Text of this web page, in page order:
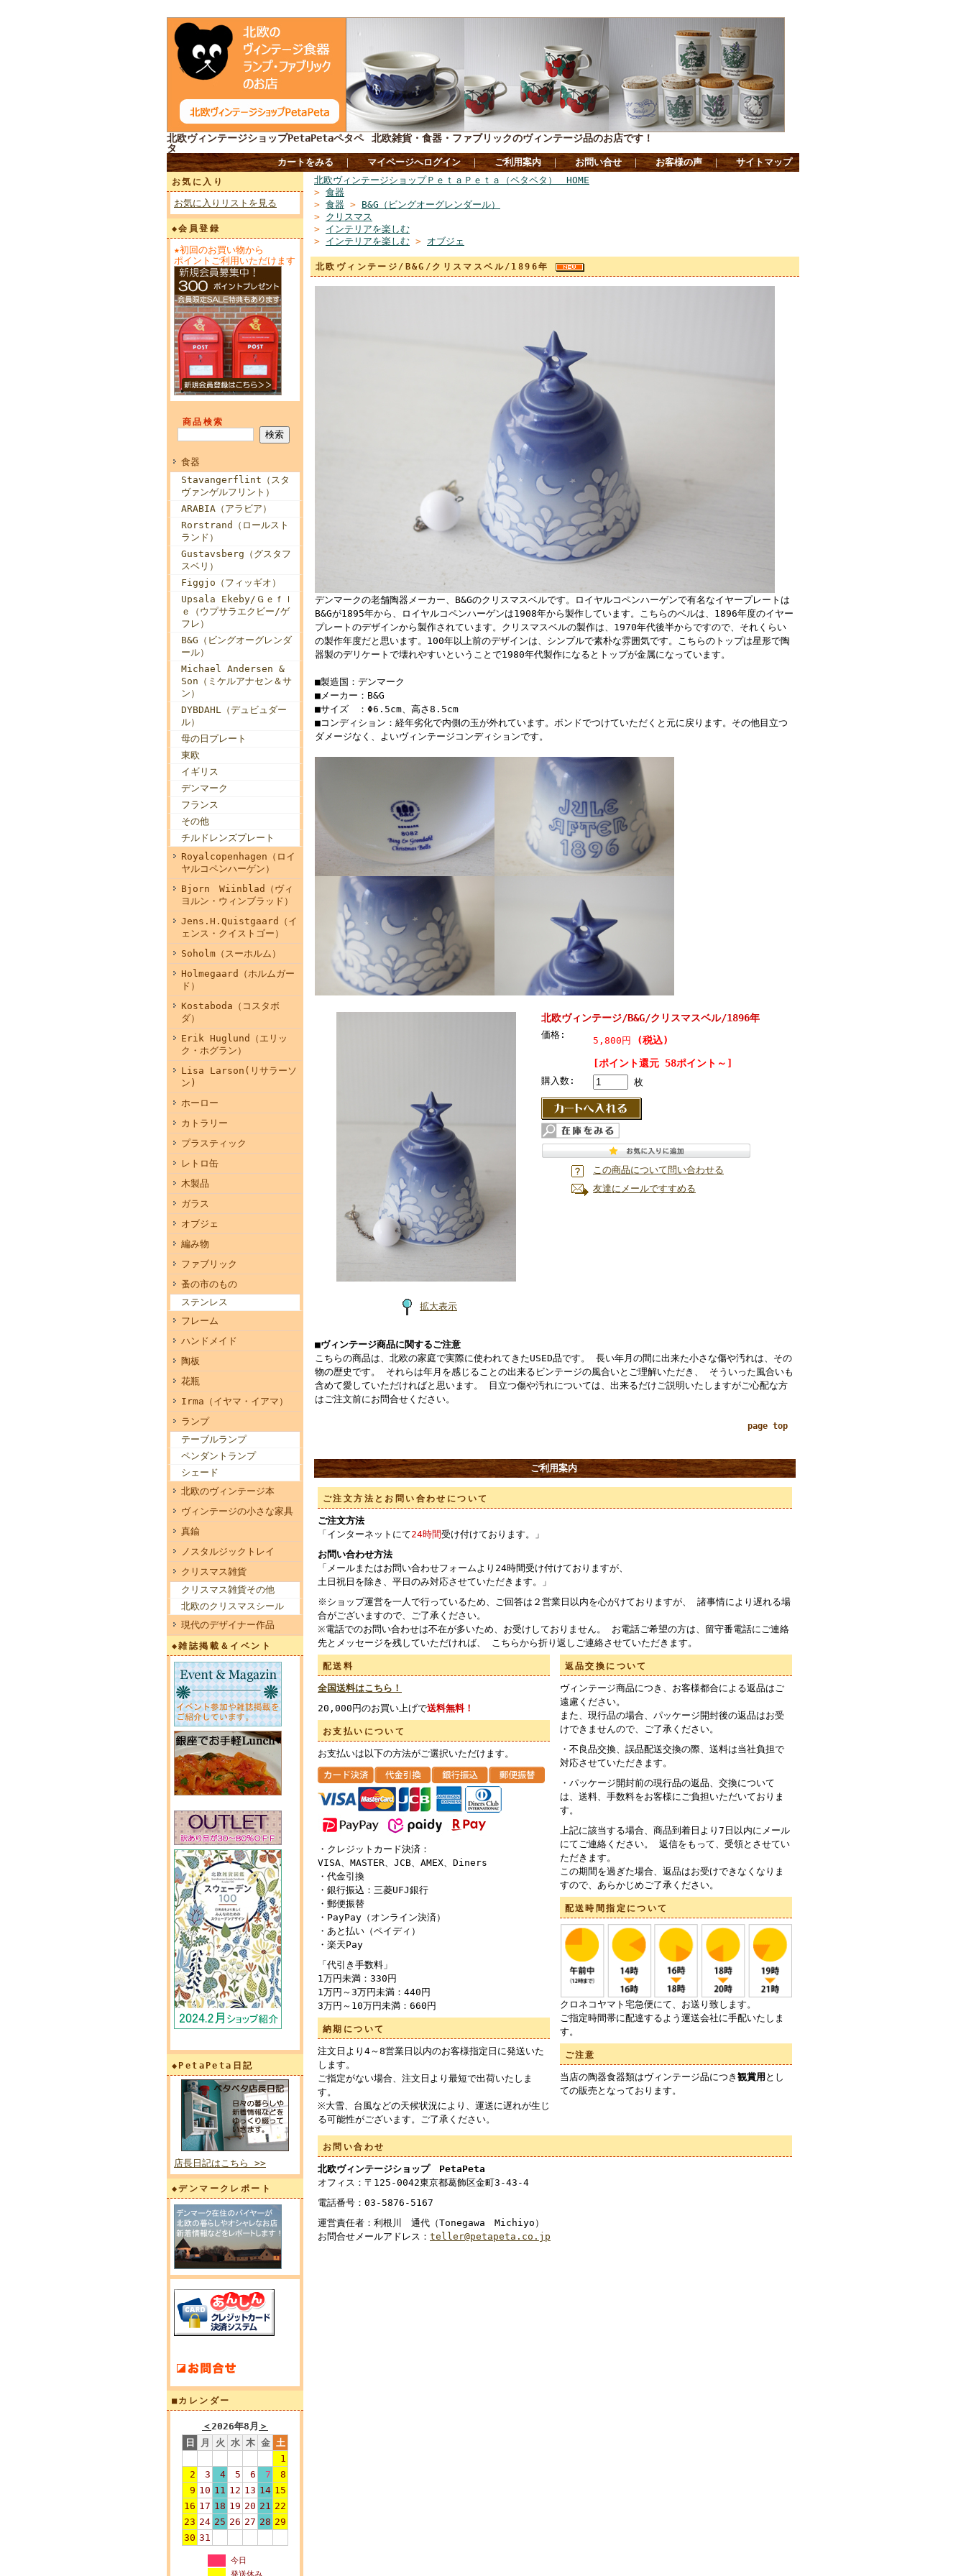
北欧ヴィンテージショップPetaPetaペタペ
タ
北欧雑貨・食器・ファブリックのヴィンテージ品のお店です！
カートをみる ｜ マイページへログイン ｜ ご利用案内 ｜ お問い合せ ｜ お客様の声 ｜ サイトマップ
お気に入り
お気に入りリストを見る
◆会員登録
★初回のお買い物から
ポイントご利用いただけます
商品検索
食器
Stavangerflint（スタ
ヴァンゲルフリント）
ARABIA（アラビア）
Rorstrand（ロールスト
ランド）
Gustavsberg（グスタフ
スベリ）
Figgjo（フィッギオ）
Upsala Ekeby/Ｇｅｆｌ
ｅ（ウプサラエクビー/ゲ
フレ）
B&G（ビングオーグレンダ
ール）
Michael Andersen &
Son（ミケルアナセン＆サ
ン）
DYBDAHL（デュビュダー
ル）
母の日プレート
東欧
イギリス
デンマーク
フランス
その他
チルドレンズプレート
Royalcopenhagen（ロイ
ヤルコペンハーゲン）
Bjorn Wiinblad（ヴィ
ヨルン・ウィンブラッド）
Jens.H.Quistgaard（イ
ェンス・クイストゴー）
Soholm（スーホルム）
Holmegaard（ホルムガー
ド）
Kostaboda（コスタボ
ダ）
Erik Huglund（エリッ
ク・ホグラン）
Lisa Larson(リサラーソ
ン)
ホーロー
カトラリー
プラスティック
レトロ缶
木製品
ガラス
オブジェ
編み物
ファブリック
蚤の市のもの
ステンレス
フレーム
ハンドメイド
陶板
花瓶
Irma（イヤマ・イアマ）
ランプ
テーブルランプ
ペンダントランプ
シェード
北欧のヴィンテージ本
ヴィンテージの小さな家具
真鍮
ノスタルジックトレイ
クリスマス雑貨
クリスマス雑貨その他
北欧のクリスマスシール
現代のデザイナー作品
◆雑誌掲載＆イベント
◆PetaPeta日記
店長日記はこちら >>
◆デンマークレポート
■カレンダー
＜2026年8月 ＞
日
月 火 水 木 金 土
1
2
3 4 5 6 7
8
9 10 11 12 13 14 15
16 17 18 19 20 21 22
23 24 25 26 27 28 29
30 31
今日
北欧ヴィンテージショップＰｅｔａＰｅｔａ（ペタペタ） HOME
> 食器
> 食器 > B&G（ビングオーグレンダール）
> クリスマス
> インテリアを楽しむ
> インテリアを楽しむ > オブジェ
北欧ヴィンテージ/B&G/クリスマスベル/1896年
デンマークの老舗陶器メーカー、B&Gのクリスマスベルです。ロイヤルコペンハーゲンで有名なイヤープレートは
B&Gが1895年から、ロイヤルコペンハーゲンは1908年から製作しています。こちらのベルは、1896年度のイヤー
プレートのデザインから製作されています。クリスマスベルの製作は、1970年代後半からですので、それくらい
の製作年度だと思います。100年以上前のデザインは、シンプルで素朴な雰囲気です。こちらのトップは星形で陶
器製のデリケートで壊れやすいということで1980年代製作になるとトップが金属になっています。
■製造国：デンマーク
■メーカー：B&G
■サイズ ：Φ6.5cm、高さ8.5cm
■コンディション：経年劣化で内側の玉が外れています。ボンドでつけていただくと元に戻ります。その他目立つ
ダメージなく、よいヴィンテージコンディションです。
拡大表示
北欧ヴィンテージ/B&G/クリスマスベル/1896年
価格:
5,800円
(税込)
[ポイント還元 58ポイント～]
購入数: 枚
この商品について問い合わせる
友達にメールですすめる
■ヴィンテージ商品に関するご注意
こちらの商品は、北欧の家庭で実際に使われてきたUSED品です。 長い年月の間に出来た小さな傷や汚れは、その
物の歴史です。 それらは年月を感じることの出来るビンテージの風合いとご理解いただき、 そういった風合いも
含めて愛していただければと思います。 目立つ傷や汚れについては、出来るだけご説明いたしますがご心配な方
はご注文前にお問合せください。
page top
ご利用案内
ご注文方法とお問い合わせについて
ご注文方法
「インターネットにて24時間受け付けております。」
お問い合わせ方法
「メールまたはお問い合わせフォームより24時間受け付けておりますが、
土日祝日を除き、平日のみ対応させていただきます。」
※ショップ運営を一人で行っているため、ご回答は２営業日以内を心がけておりますが、 諸事情により遅れる場
合がございますので、ご了承ください。
※電話でのお問い合わせは不在が多いため、お受けしておりません。 お電話ご希望の方は、留守番電話にご連絡
先とメッセージを残していただければ、 こちらから折り返しご連絡させていただきます。
配送料
全国送料はこちら！
20,000円のお買い上げで送料無料！
お支払いについて
お支払いは以下の方法がご選択いただけます。
・クレジットカード決済：
VISA、MASTER、JCB、AMEX、Diners
・代金引換
・銀行振込：三菱UFJ銀行
・郵便振替
・PayPay（オンライン決済）
・あと払い（ペイディ）
・楽天Pay
「代引き手数料」
1万円未満：330円
1万円～3万円未満：440円
3万円～10万円未満：660円
納期について
注文日より4～8営業日以内のお客様指定日に発送いた
します。
ご指定がない場合、注文日より最短で出荷いたしま
す。
※大雪、台風などの天候状況により、運送に遅れが生じ
る可能性がございます。ご了承ください。
返品交換について
ヴィンテージ商品につき、お客様都合による返品はご
遠慮ください。
また、現行品の場合、パッケージ開封後の返品はお受
けできませんので、ご了承ください。
・不良品交換、誤品配送交換の際、送料は当社負担で
対応させていただきます。
・パッケージ開封前の現行品の返品、交換について
は、送料、手数料をお客様にご負担いただいておりま
す。
上記に該当する場合、商品到着日より7日以内にメール
にてご連絡ください。 返信をもって、受領とさせてい
ただきます。
この期間を過ぎた場合、返品はお受けできなくなりま
すので、あらかじめご了承ください。
配送時間指定について
クロネコヤマト宅急便にて、お送り致します。
ご指定時間帯に配達するよう運送会社に手配いたしま
す。
ご注意
当店の陶器食器類はヴィンテージ品につき 観賞用 とし
ての販売となっております。
お問い合わせ
北欧ヴィンテージショップ PetaPeta
オフィス：〒125-0042東京都葛飾区金町3-43-4
電話番号：03-5876-5167
運営責任者：利根川 通代（Tonegawa Michiyo）
お問合せメールアドレス： teller@petapeta.co.jp